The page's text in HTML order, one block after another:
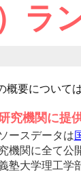
ラ
概要について
究機関に提
ソースデータは
機関に全て公
塾大学理工学